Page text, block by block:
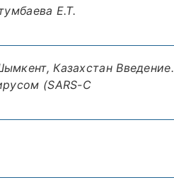
Е.Т.
Казахстан Введение.
(SARS-C